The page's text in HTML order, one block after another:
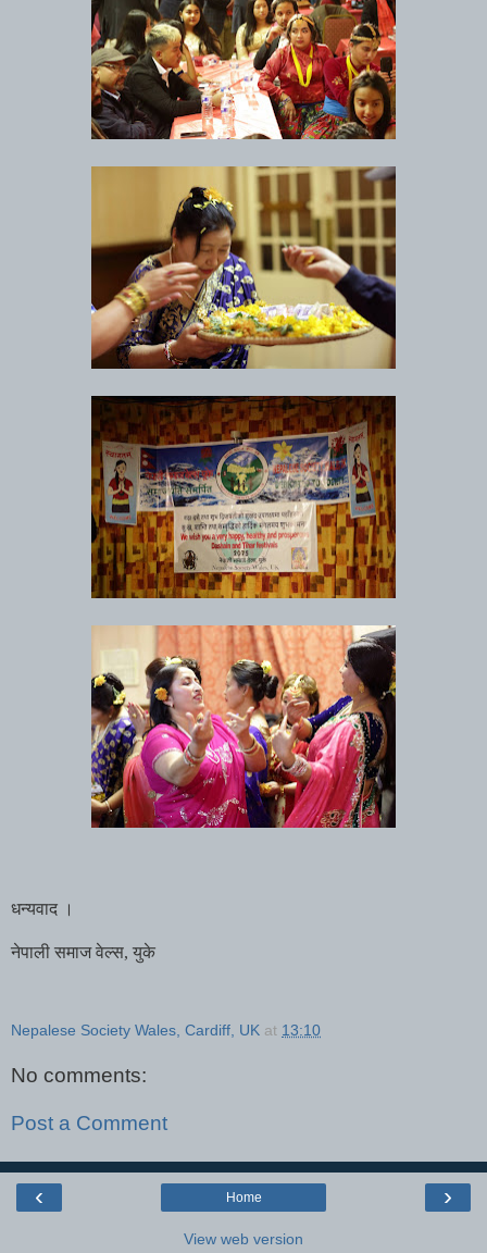
धन्यवाद ।
नेपाली समाज वेल्स, युके
Nepalese Society Wales, Cardiff, UK at 13:10
No comments:
Post a Comment
‹ ›
Home
View web version